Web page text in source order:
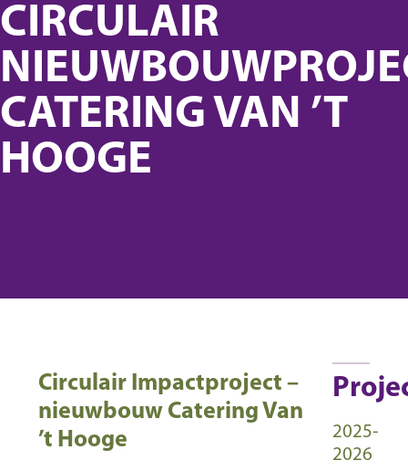
CIRCULAIR
CATERING VAN ’T
HOOGE
Circulair Impactproject –
nieuwbouw Catering Van
’t Hooge
2025-
2026